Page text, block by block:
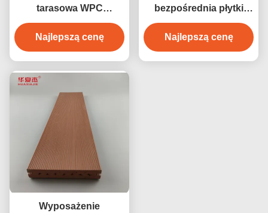
tarasowa WPC
Kompozytowa
wykładzina podłogowa
140 x 25 mm brązowa
Najlepszą cenę
bezpośrednia płytki
podłogowe wpc z
drewna cedrowego wpc
wodoodporne
Najlepszą cenę
Wyposażenie